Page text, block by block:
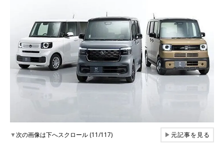
▼次の画像は下へスクロール (11/117) ▶元記事を見る